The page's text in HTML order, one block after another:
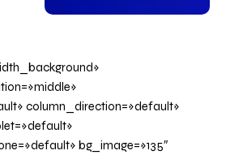
column_direction=»default»
bg_image=»135″